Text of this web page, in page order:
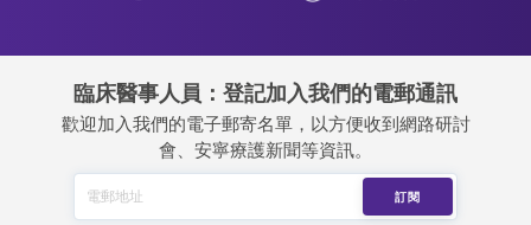
臨床醫事人員：登記加入我們的電郵通訊
歡迎加入我們的電子郵寄名單，以方便收到網路研討
會、安寧療護新聞等資訊。